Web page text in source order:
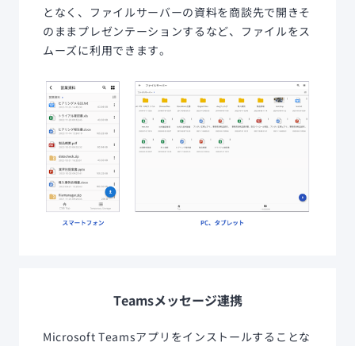
となく、ファイルサーバーの資料を商談先で開きそ
のままプレゼンテーションするなど、ファイルをス
ムーズに利用できます。
Teamsメッセージ連携
Microsoft Teamsアプリをインストールすることな